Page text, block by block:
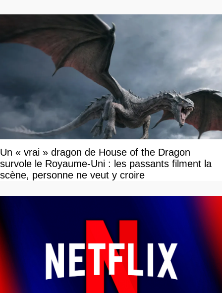
Un « vrai » dragon de House of the Dragon
survole le Royaume-Uni : les passants filment la
scène, personne ne veut y croire